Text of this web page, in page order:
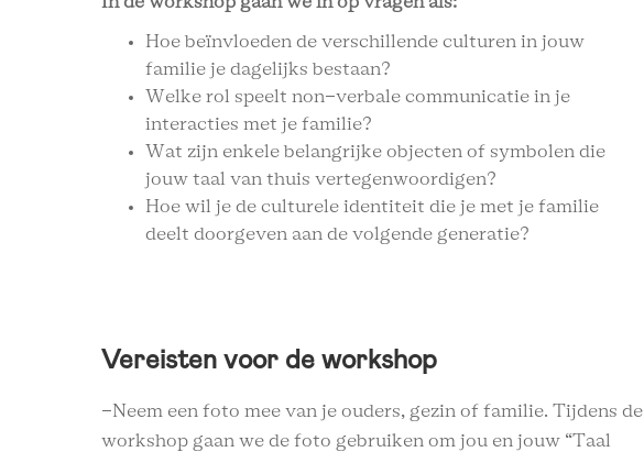
Hoe beïnvloeden de verschillende culturen in jouw
familie je dagelijks bestaan?
Welke rol speelt non-verbale communicatie in je
interacties met je familie?
Wat zijn enkele belangrijke objecten of symbolen die
jouw taal van thuis vertegenwoordigen?
Hoe wil je de culturele identiteit die je met je familie
deelt doorgeven aan de volgende generatie?
Vereisten voor de workshop
-Neem een foto mee van je ouders, gezin of familie. Tijdens de
workshop gaan we de foto gebruiken om jou en jouw “Taal